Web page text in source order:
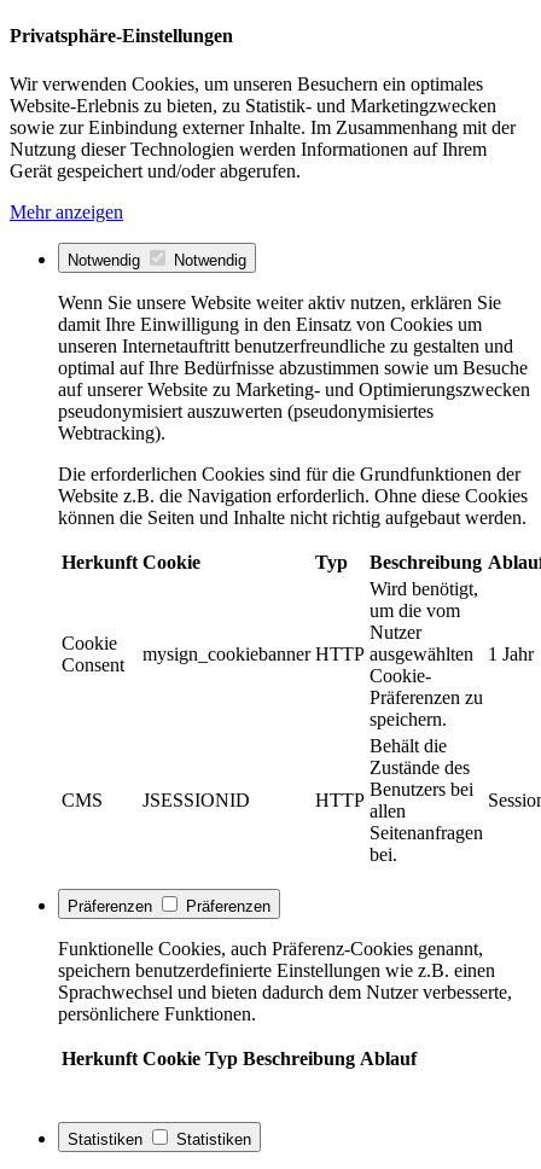
Privatsphäre-Einstellungen
Wir verwenden Cookies, um unseren Besuchern ein optimales
Website-Erlebnis zu bieten, zu Statistik- und Marketingzwecken
sowie zur Einbindung externer Inhalte. Im Zusammenhang mit der
Nutzung dieser Technologien werden Informationen auf Ihrem
Gerät gespeichert und/oder abgerufen.
Mehr anzeigen
Notwendig Notwendig
Wenn Sie unsere Website weiter aktiv nutzen, erklären Sie
damit Ihre Einwilligung in den Einsatz von Cookies um
unseren Internetauftritt benutzerfreundliche zu gestalten und
optimal auf Ihre Bedürfnisse abzustimmen sowie um Besuche
auf unserer Website zu Marketing- und Optimierungszwecken
pseudonymisiert auszuwerten (pseudonymisiertes
Webtracking).
Die erforderlichen Cookies sind für die Grundfunktionen der
Website z.B. die Navigation erforderlich. Ohne diese Cookies
können die Seiten und Inhalte nicht richtig aufgebaut werden.
Herkunft Cookie Typ Beschreibung
Cookie
Consent
mysign_cookiebanner HTTP
Wird benötigt,
um die vom
Nutzer
ausgewählten
Cookie-
Präferenzen zu
speichern.
1 Jahr
CMS JSESSIONID HTTP
Behält die
Zustände des
Benutzers bei
allen
Seitenanfragen
bei.
Präferenzen Präferenzen
Funktionelle Cookies, auch Präferenz-Cookies genannt,
speichern benutzerdefinierte Einstellungen wie z.B. einen
Sprachwechsel und bieten dadurch dem Nutzer verbesserte,
persönlichere Funktionen.
Herkunft Cookie Typ Beschreibung Ablauf
Statistiken Statistiken